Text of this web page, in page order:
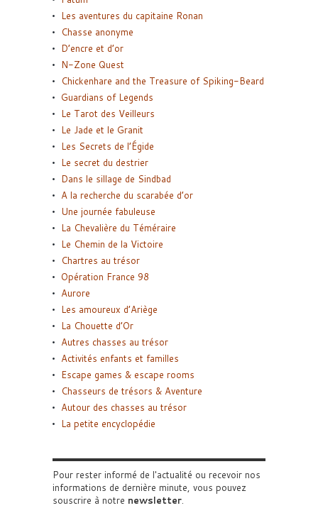
Les aventures du capitaine Ronan
Chasse anonyme
D’encre et d’or
N-Zone Quest
Chickenhare and the Treasure of Spiking-Beard
Guardians of Legends
Le Tarot des Veilleurs
Le Jade et le Granit
Les Secrets de l’Égide
Le secret du destrier
Dans le sillage de Sindbad
A la recherche du scarabée d’or
Une journée fabuleuse
La Chevalière du Téméraire
Le Chemin de la Victoire
Chartres au trésor
Opération France 98
Aurore
Les amoureux d’Ariège
La Chouette d’Or
Autres chasses au trésor
Activités enfants et familles
Escape games & escape rooms
Chasseurs de trésors & Aventure
Autour des chasses au trésor
La petite encyclopédie
Pour rester informé de l'actualité ou recevoir nos
informations de dernière minute, vous pouvez
souscrire à notre newsletter.